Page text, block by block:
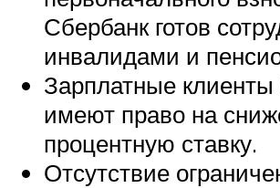
Сбербанк готов
инвалидами и
Зарплатные
имеют право на
процентную ставку.
Отсутствие